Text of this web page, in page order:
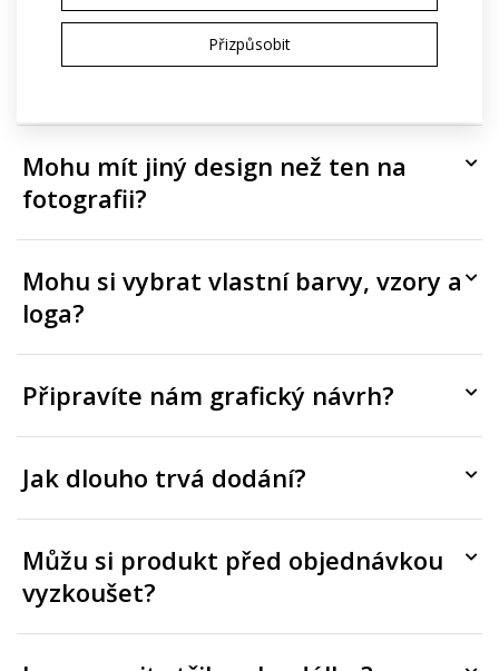
Přizpůsobit
Je potisk zahrnutý v ceně, nebo se
Mohu mít jiný design než ten na
fotografii?
Mohu si vybrat vlastní barvy, vzory a
loga?
Připravíte nám grafický návrh?
Jak dlouho trvá dodání?
Můžu si produkt před objednávkou
vyzkoušet?